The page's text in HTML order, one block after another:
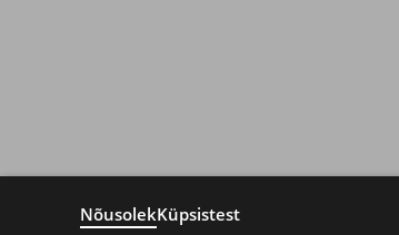
NõusolekKüpsistest